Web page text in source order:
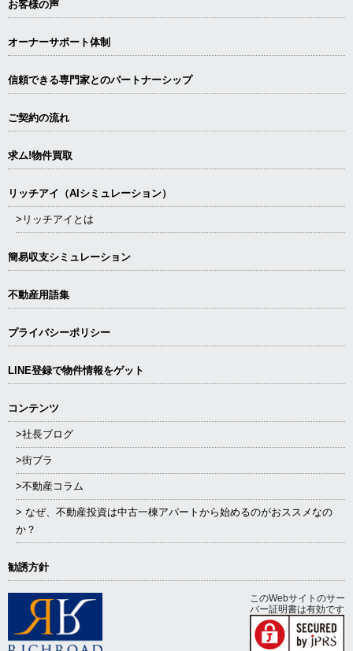
お客様の声
オーナーサポート体制
信頼できる専⾨家とのパートナーシップ
ご契約の流れ
求ム!物件買取
リッチアイ（AIシミュレーション）
>リッチアイとは
簡易収支シミュレーション
不動産用語集
プライバシーポリシー
LINE登録で物件情報をゲット
コンテンツ
>社長ブログ
>街ブラ
>不動産コラム
> なぜ、不動産投資は中古一棟アパートから始めるのがおススメなの
か？
勧誘方針
このWebサイトのサー
バー証明書は有効です